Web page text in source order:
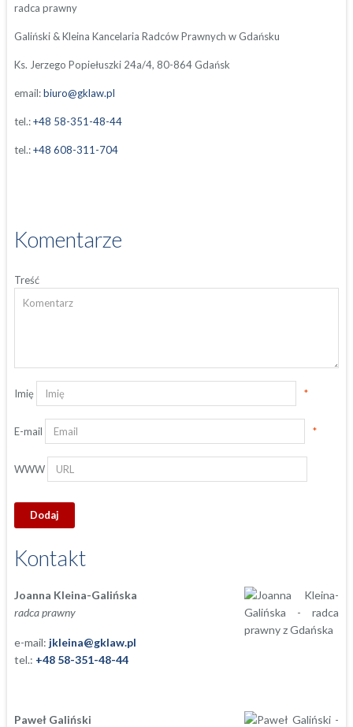
radca prawny
Galiński & Kleina Kancelaria Radców Prawnych w Gdańsku
Ks. Jerzego Popiełuszki 24a/4, 80-864 Gdańsk
email:biuro@gklaw.pl
tel.:+48 58-351-48-44
tel.:+48 608-311-704
Komentarze
Treść
Imię *
E-mail *
WWW
Kontakt
Joanna Kleina-Galińska
radca prawny
e-mail: jkleina@gklaw.pl
tel.: +48 58-351-48-44
Paweł Galiński